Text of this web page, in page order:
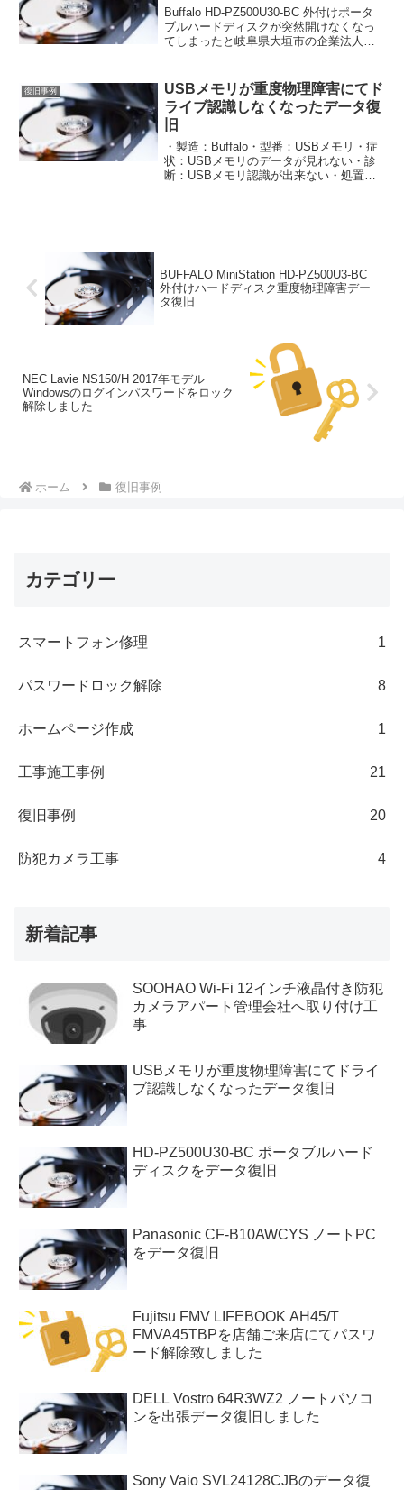
Buffalo HD-PZ500U30-BC 外付けポータ
ブルハードディスクが突然開けなくなっ
てしまったと岐阜県大垣市の企業法人様
ィスクのデータ復旧を行わせて頂きま
し...
復旧事例
USBメモリが重度物理障害にてド
ライブ認識しなくなったデータ復
旧
・製造：Buffalo・型番：USBメモリ・症
状：USBメモリのデータが見れない・診
断：USBメモリ認識が出来ない・処置：
BUFFALO MiniStation HD-PZ500U3-BC
外付けハードディスク重度物理障害デー
タ復旧
NEC Lavie NS150/H 2017年モデル
Windowsのログインパスワードをロック
解除しました
ホーム 復旧事例
カテゴリー
スマートフォン修理 1
パスワードロック解除 8
ホームページ作成 1
工事施工事例 21
復旧事例 20
防犯カメラ工事 4
新着記事
SOOHAO Wi-Fi 12インチ液晶付き防犯
カメラアパート管理会社へ取り付け工
事
USBメモリが重度物理障害にてドライ
ブ認識しなくなったデータ復旧
HD-PZ500U30-BC ポータブルハード
ディスクをデータ復旧
Panasonic CF-B10AWCYS ノートPC
をデータ復旧
Fujitsu FMV LIFEBOOK AH45/T
FMVA45TBPを店舗ご来店にてパスワ
ード解除致しました
DELL Vostro 64R3WZ2 ノートパソコ
ンを出張データ復旧しました
Sony Vaio SVL24128CJBのデータ復